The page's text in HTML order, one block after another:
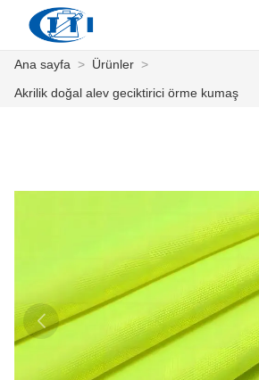
HABER
ENDÜSTRI
العربية česky
Ana sayfa > Ürünler >
Akrilik doğal alev geciktirici örme kumaş